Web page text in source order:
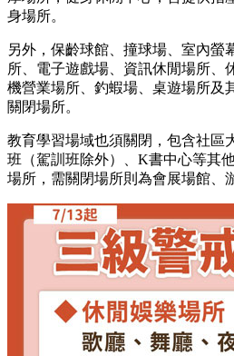
身場所。
另外，保齡球館、撞球場、室內螢
所、電子遊戲場、資訊休閒場所、
機營業場所、釣蝦場、桌遊場所及
關閉場所。
教育學習場域也須關閉，包含社區
班（駕訓班除外）、K書中心等其
場所，需關閉場所則為會展場館、